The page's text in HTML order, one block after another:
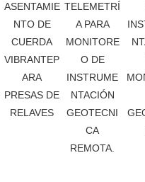
ASENTAMIE
NTO DE
CUERDA
VIBRANTEP
ARA
PRESAS DE
RELAVES
TELEMETRÍ
A PARA
MONITORE
O DE
INSTRUME
NTACIÓN
GEOTECNI
CA
REMOTA.